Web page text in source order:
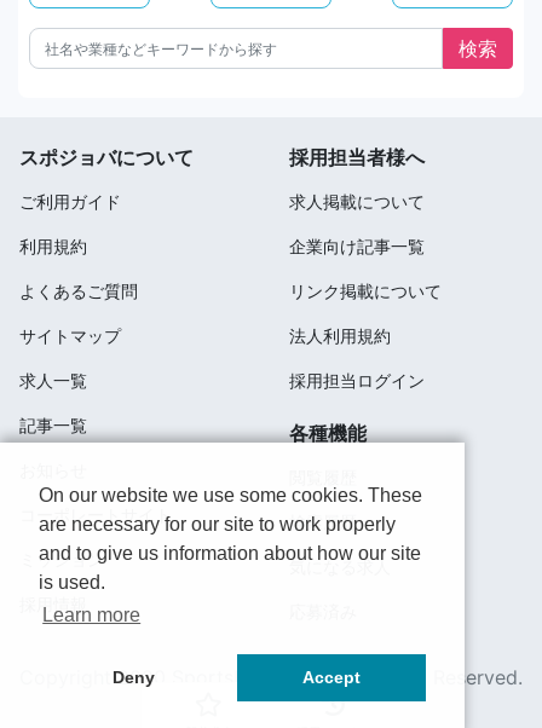
スポジョバについて
ご利用ガイド
利用規約
よくあるご質問
サイトマップ
求人一覧
記事一覧
コーポレートサイト
ミッション
採用情報
採用担当者様へ
求人掲載について
企業向け記事一覧
リンク掲載について
法人利用規約
採用担当ログイン
各種機能
検索履歴
気になる求人
Copyright 2020 SportsField Co Ltd.All Right Reserved.
On our website we use some cookies. These
are necessary for our site to work properly
and to give us information about how our site
is used.
Learn more
Deny Accept